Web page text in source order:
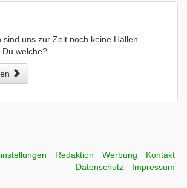
sind uns zur Zeit noch keine Hallen
Du welche?
Redaktion Werbung
Kontakt
Datenschutz
Impressum